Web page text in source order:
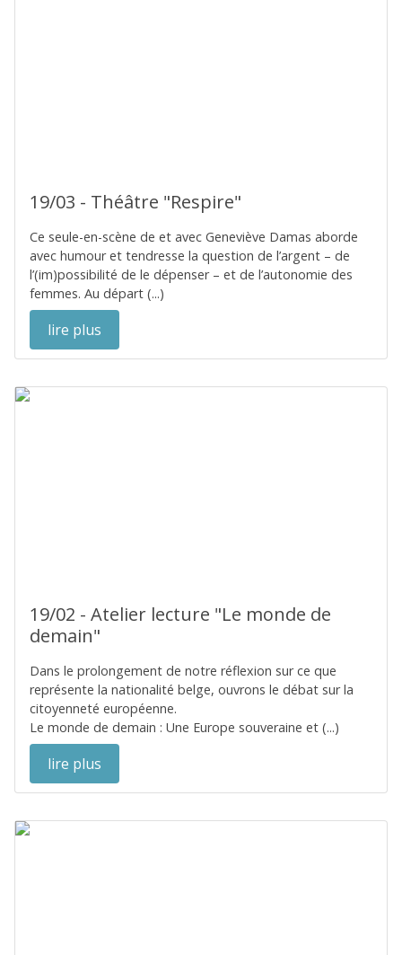
19/03 - Théâtre "Respire"
Ce seule-en-scène de et avec Geneviève Damas aborde
avec humour et tendresse la question de l’argent – de
l’(im)possibilité de le dépenser – et de l’autonomie des
femmes. Au départ (...)
lire plus
19/02 - Atelier lecture "Le monde de
demain"
Dans le prolongement de notre réflexion sur ce que
représente la nationalité belge, ouvrons le débat sur la
citoyenneté européenne.
Le monde de demain : Une Europe souveraine et (...)
lire plus